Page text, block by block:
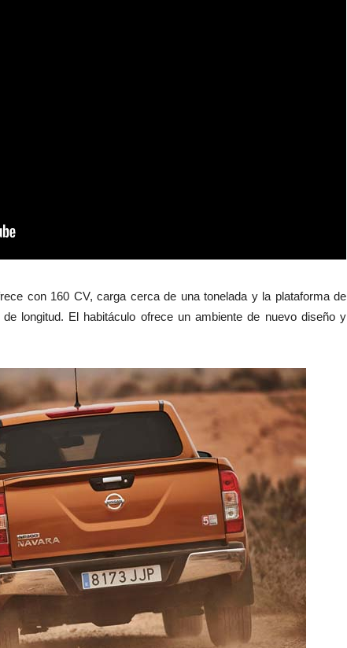
con 160 CV, carga cerca de una tonelada y la plataforma de
longitud. El habitáculo ofrece un ambiente de nuevo diseño y